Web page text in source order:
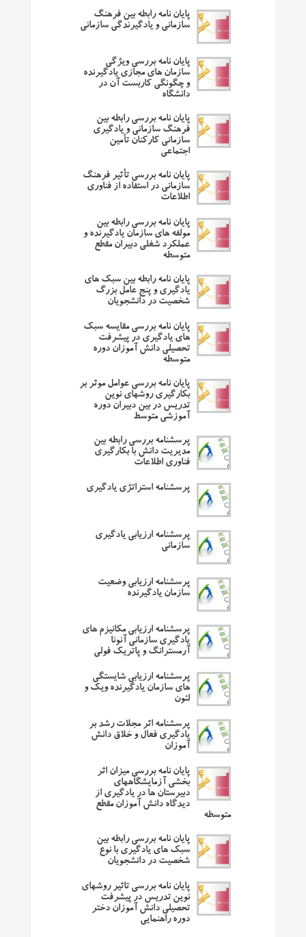
پایان نامه رابطه بین فرهنگ
سازمانی و یادگیرندگی سازمانی
پایان نامه بررسی ویژگی
سازمان های مجازی یادگیرنده
و چگونگی کاربست آن در
دانشگاه
پایان نامه بررسی رابطه بین
فرهنگ سازمانی و یادگیری
سازمانی کارکنان تأمین
اجتماعی
پایان نامه بررسی تأثیر فرهنگ
سازمانی در استفاده از فناوری
اطلاعات
پایان نامه بررسی رابطه بین
مولفه های سازمان یادگیرنده و
عملکرد شغلی دبیران مقطع
متوسطه
پایان نامه رابطه بین سبک های
یادگیری و پنج عامل بزرگ
شخصیت در دانشجویان
پایان نامه بررسی مقایسه سبک
های یادگیری در پیشرفت
تحصیلی دانش آموزان دوره
متوسطه
پایان نامه بررسی عوامل موثر بر
بکارگیری روشهای نوین
تدریس در بین دبیران دوره
آموزشی متوسط
پرسشنامه بررسی رابطه بین
مدیریت دانش با بکارگیری
فناوری اطلاعات
پرسشنامه استراتژی یادگیری
پرسشنامه ارزیابی یادگیری
سازمانی
پرسشنامه ارزیابی وضعیت
سازمان یادگیرنده
پرسشنامه ارزیابی مکانیزم های
یادگیری سازمانی آنونا
آرمسترانگ و پاتریک فولی
پرسشنامه ارزیابی شایستگی
های سازمان یادگیرنده ویک و
لئون
پرسشنامه اثر مجلات رشد بر
یادگیری فعال و خلاق دانش
آموزان
پایان نامه بررسی میزان اثر
بخشی آزمایشگاههای
دبیرستان ها در یادگیری از
دیدگاه دانش آموزان مقطع
متوسطه
پایان نامه بررسی رابطه بین
سبک های یادگیری با نوع
شخصیت در دانشجویان
پایان نامه بررسی تاثیر روشهای
نوین تدریس در پیشرفت
تحصیلی دانش آموزان دختر
دوره راهنمایی